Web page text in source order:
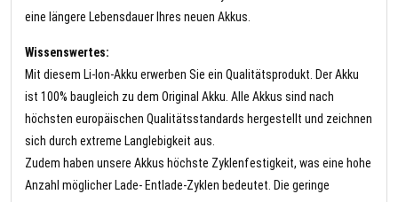
eine längere Lebensdauer Ihres neuen Akkus.
Wissenswertes:
Mit diesem Li-Ion-Akku erwerben Sie ein Qualitätsprodukt. Der Akku
ist 100% baugleich zu dem Original Akku. Alle Akkus sind nach
höchsten europäischen Qualitätsstandards hergestellt und zeichnen
sich durch extreme Langlebigkeit aus.
Zudem haben unsere Akkus höchste Zyklenfestigkeit, was eine hohe
Anzahl möglicher Lade- Entlade-Zyklen bedeutet. Die geringe